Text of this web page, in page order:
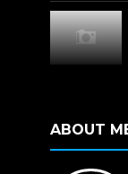
ABOUT